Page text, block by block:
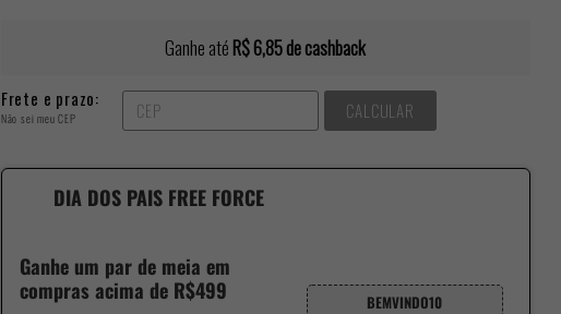
Ganhe até R$ 6,85de cashback
Frete e prazo:
Não sei meu CEP CALCULAR
DIA DOS PAIS FREE FORCE
Ganhe um par de meia em
compras acima de R$499
BEMVINDO10